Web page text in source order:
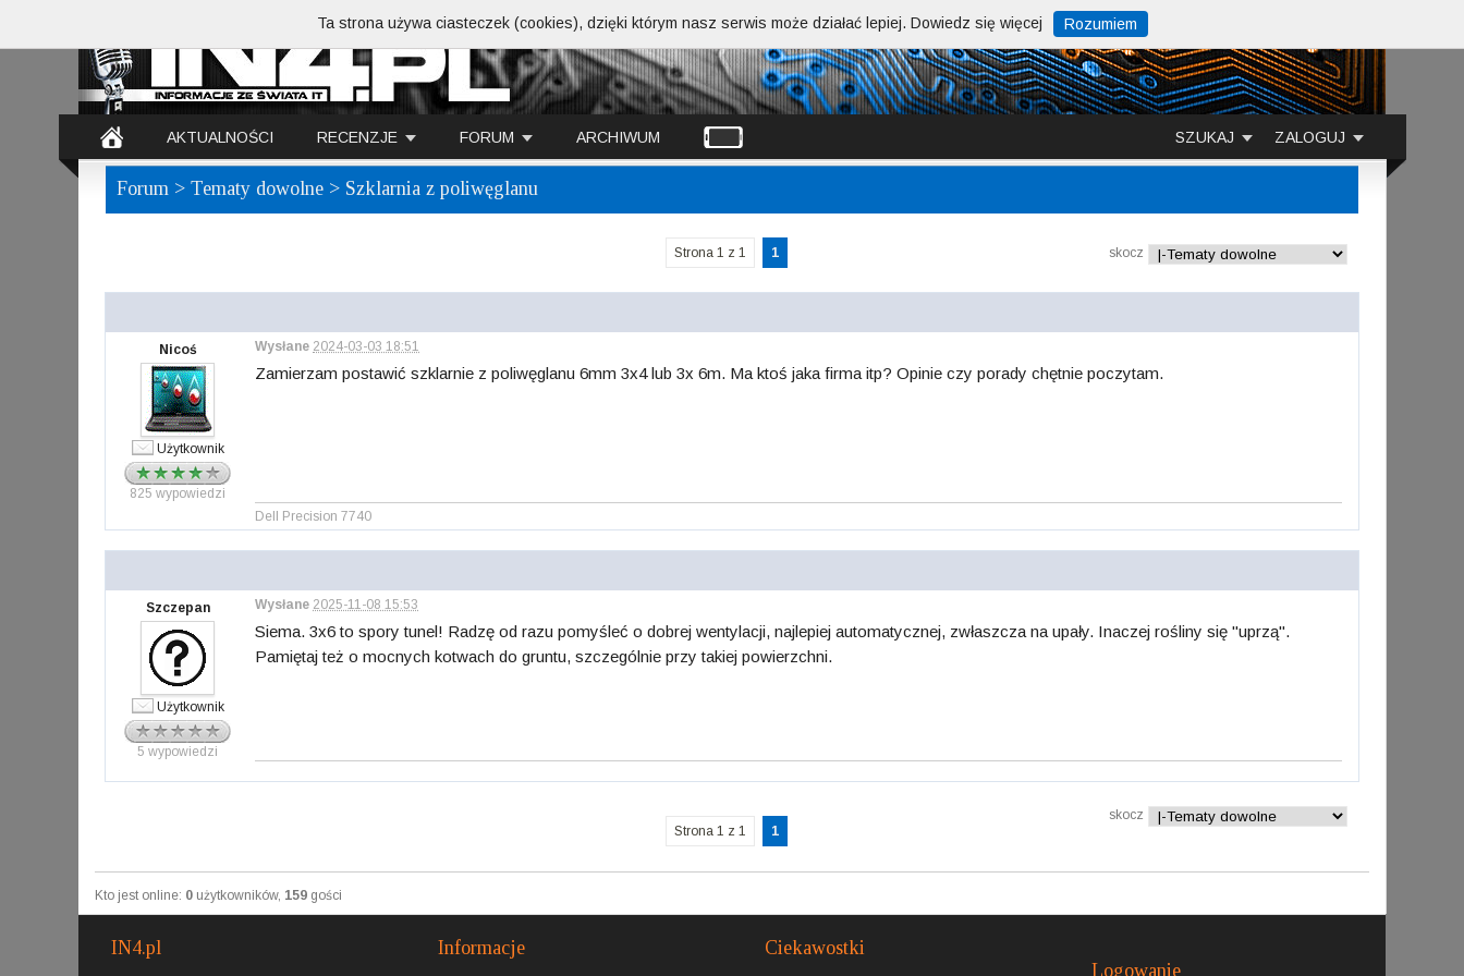
AKTUALNOŚCI RECENZJE FORUM ARCHIWUM ZALOGUJ
SZUKAJ
Forum > Tematy dowolne > Szklarnia z poliwęglanu
Strona 1 z 1 1 skocz
Nicoś
Użytkownik
825 wypowiedzi
Wysłane 2024-03-03 18:51
Zamierzam postawić szklarnie z poliwęglanu 6mm 3x4 lub 3x 6m. Ma ktoś jaka firma itp? Opinie czy porady chętnie poczytam.
Dell Precision 7740
Szczepan
Użytkownik
5 wypowiedzi
Wysłane 2025-11-08 15:53
Siema. 3x6 to spory tunel! Radzę od razu pomyśleć o dobrej wentylacji, najlepiej automatycznej, zwłaszcza na upały. Inaczej rośliny się "uprzą".
Pamiętaj też o mocnych kotwach do gruntu, szczególnie przy takiej powierzchni.
Strona 1 z 1 1
skocz
Kto jest online: 0 użytkowników, 159 gości
IN4.pl Informacje
Ciekawostki
Logowanie
Ta strona używa ciasteczek (cookies), dzięki którym nasz serwis może działać lepiej. Dowiedz się więcej Rozumiem